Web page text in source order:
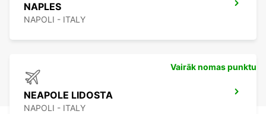
NAPLES
NAPOLI - ITALY
NEAPOLE LIDOSTA
NAPOLI - ITALY
Vairāk nomas punktu